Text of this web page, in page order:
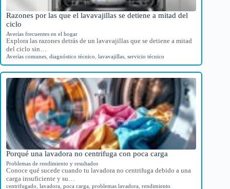
Razones por las que el lavavajillas se detiene a mitad del
ciclo
Averías frecuentes en el hogar
Explora las razones detrás de un lavavajillas que se detiene a mitad
del ciclo sin…
Averías comunes diagnóstico técnico lavavajillas servicio técnico
Porqué una lavadora no centrifuga con poca carga
Problemas de rendimiento y resultados
Conoce qué sucede cuando tu lavadora no centrifuga debido a una
carga insuficiente y su…
centrifugado lavadora poca carga problemas lavadora rendimiento